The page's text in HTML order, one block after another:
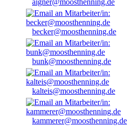
aigner@moosthenning.de
becker@moosthenning.de
bunk@moosthenning.de
kalteis@moosthenning.de
kammerer@moosthenning.de